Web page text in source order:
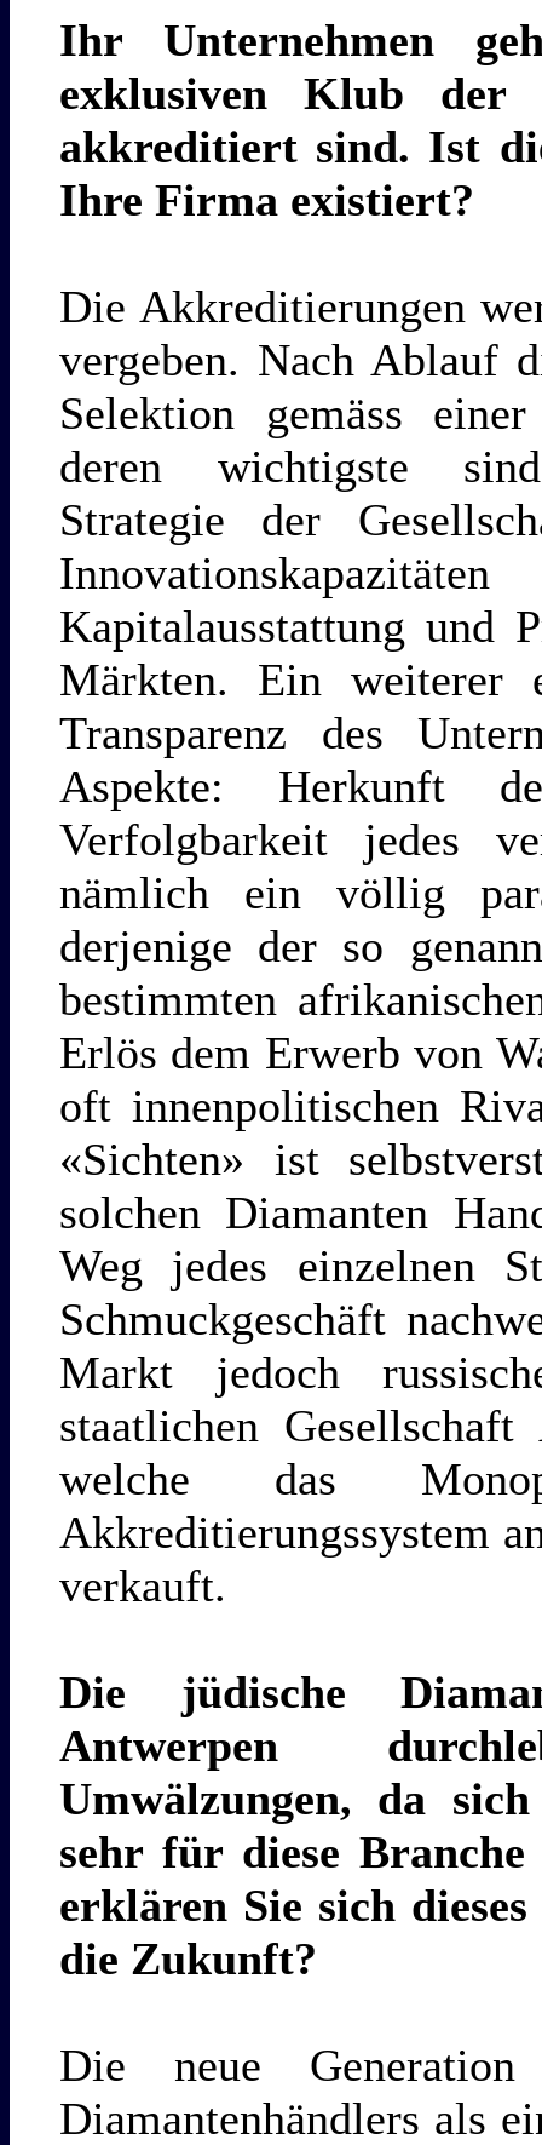
Ihr Unternehmen
exklusiven Klub
akkreditiert sind. Ist
Ihre Firma existiert?
Die Akkreditierungen
vergeben. Nach Ablauf
Selektion gemäss
deren wichtigste
Strategie der
Kapitalausstattung und
Märkten. Ein weiterer
Transparenz des
Aspekte: Herkunft
Verfolgbarkeit jedes
nämlich ein völlig
derjenige der so
bestimmten
Erlös dem Erwerb von
oft innenpolitischen
«Sichten» ist
solchen Diamanten
Weg jedes einzelnen
Schmuckgeschäft
Markt jedoch
staatlichen
welche das
Akkreditierungssystem
verkauft.
Die jüdische
Antwerpen
Umwälzungen, da
sehr für diese
erklären Sie sich
die Zukunft?
Die neue
Diamantenhändlers als